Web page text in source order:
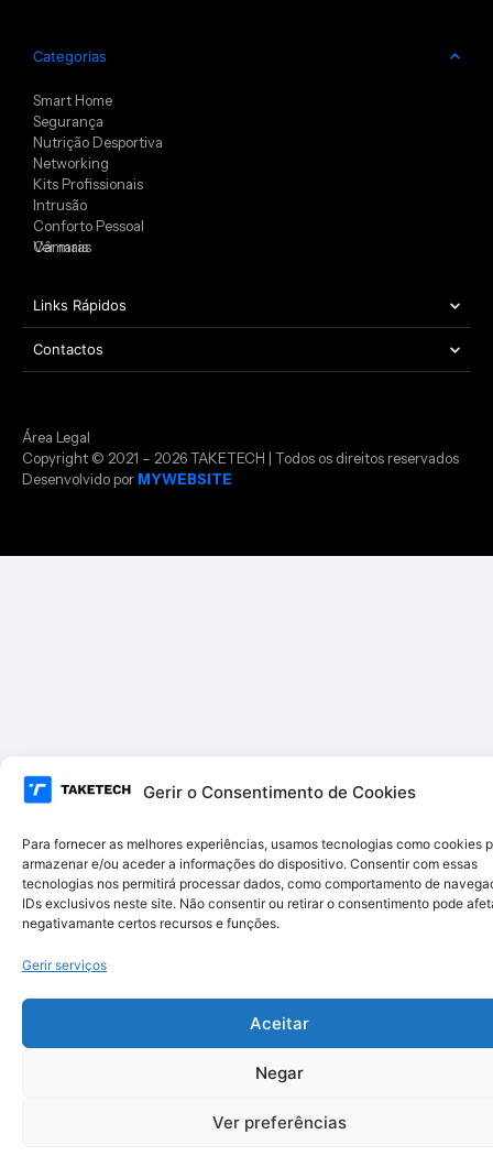
Gerir o Consentimento de Cookies
Para fornecer as melhores experiências, usamos tecnologias como cookies
armazenar e/ou aceder a informações do dispositivo. Consentir com essas
tecnologias nos permitirá processar dados, como comportamento de
IDs exclusivos neste site. Não consentir ou retirar o consentimento pode
negativamante certos recursos e funções.
Gerir serviços
Aceitar
Negar
Ver preferências
Categorias
Smart Home
Segurança
Nutrição Desportiva
Networking
Kits Profissionais
Intrusão
Conforto Pessoal
Câmaras
Ver mais
Links Rápidos
Contactos
Copyright © 2021 – 2026 TAKETECH | Todos os direitos reservados
Desenvolvido por MYWEBSITE
Área Legal